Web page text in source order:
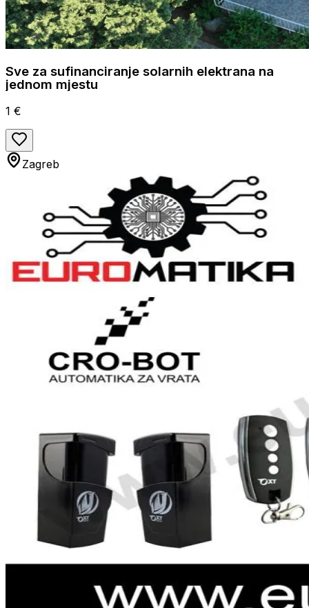
Sve za sufinanciranje solarnih elektrana na
jednom mjestu
1 €
Zagreb